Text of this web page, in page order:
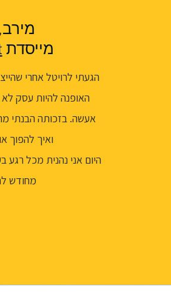
מירב, 47
מייסדת
הגעתי לרויטל אחרי
האופנה להיות עסק לא
אעשה. בזכותה הבנתי
ואיך להפוך
היום אני נהנית מכל רגע
מחודש